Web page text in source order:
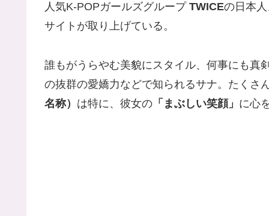
人気K-POPガールズグループ TWICEの日本
サイトが取り上げている。
誰もがうらやむ美貌にスタイル、何事にも真
の抜群の愛嬌力などで知られるサナ。たくさ
名称） は特に、彼女の 「まぶしい笑顔」 に心